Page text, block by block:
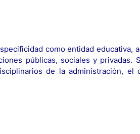
como entidad educativa,
públicas, sociales y privadas.
de la administración, el